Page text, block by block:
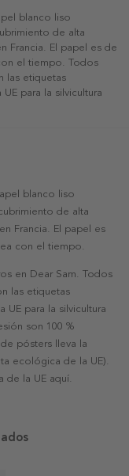
blanco liso
de alta
Francia. El papel es de
el tiempo. Todos
las etiquetas
para la silvicultura
blanco liso
de alta
Francia. El papel es
con el tiempo.
en Dear Sam. Todos
las etiquetas
UE para la silvicultura
son 100 %
pósters lleva la
ecológica de la UE).
de la UE aquí.